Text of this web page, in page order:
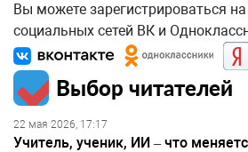
Вы можете зарегистрироваться
социальных сетей ВК и
Выбор читателей
22 мая 2026, 17:17
Учитель, ученик, ИИ – что